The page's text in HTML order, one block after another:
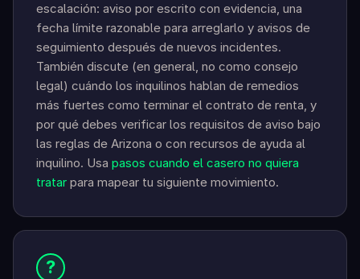
escalación: aviso por escrito con evidencia, una
fecha límite razonable para arreglarlo y avisos de
seguimiento después de nuevos incidentes.
También discute (en general, no como consejo
legal) cuándo los inquilinos hablan de remedios
más fuertes como terminar el contrato de renta, y
por qué debes verificar los requisitos de aviso bajo
las reglas de Arizona o con recursos de ayuda al
inquilino. Usa pasos cuando el casero no quiera
tratar para mapear tu siguiente movimiento.
?